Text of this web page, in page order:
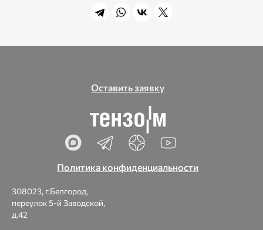
Оставить заявку
Политика конфиденциальности
308023, г.Белгород,
переулок 5-й Заводской,
д.42